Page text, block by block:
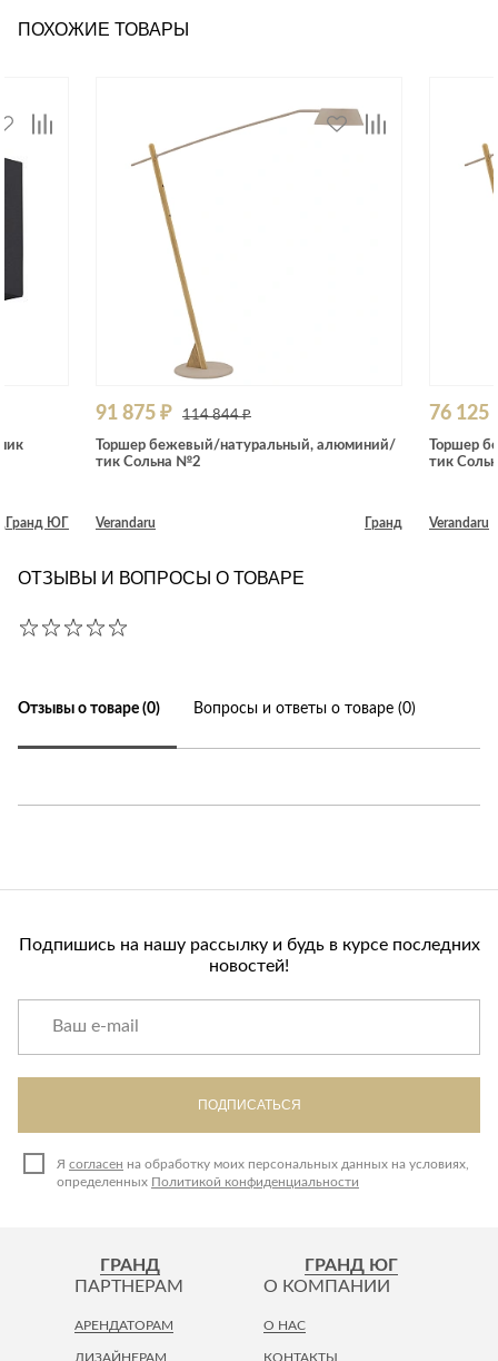
ПОХОЖИЕ ТОВАРЫ
Гранд ЮГ
91 875 ₽ 114 844 ₽
Торшер бежевый/натуральный, алюминий/
тик Сольна №2
Verandaru Гранд
76 125
Торшер
тик
Verandaru
ОТЗЫВЫ И ВОПРОСЫ О ТОВАРЕ
Отзывы о товаре (0) Вопросы и ответы о товаре (0)
Подпишись на нашу рассылку и будь в курсе последних
новостей!
ПОДПИСАТЬСЯ
Я согласен на обработку моих персональных данных на условиях,
определенных Политикой конфиденциальности
ГРАНД ГРАНД ЮГ
ПАРТНЕРАМ
АРЕНДАТОРАМ
ДИЗАЙНЕРАМ
О КОМПАНИИ
О НАС
КОНТАКТЫ